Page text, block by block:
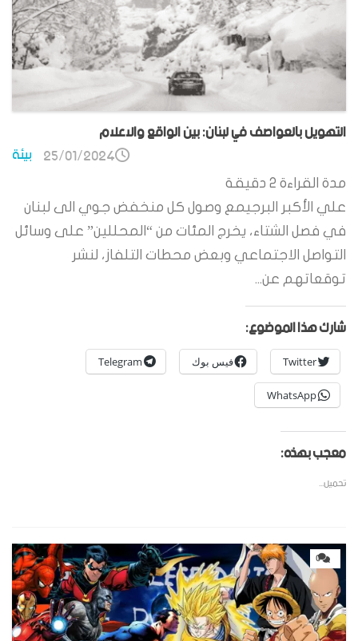
التهويل بالعواصف في لبنان: بين الواقع والاعلام
بيئة 25/01/2024
مدة القراءة 2 دقيقة
علي الأكبر البرجيمع وصول كل منخفض جوي الى لبنان
في فصل الشتاء، يخرج المئات من “المحللين” على وسائل
التواصل الاجتماعي وبعض محطات التلفاز، لنشر
توقعاتهم عن...
شارك هذا الموضوع:
Twitter فيس بوك Telegram
WhatsApp
معجب بهذه:
تحميل...
0